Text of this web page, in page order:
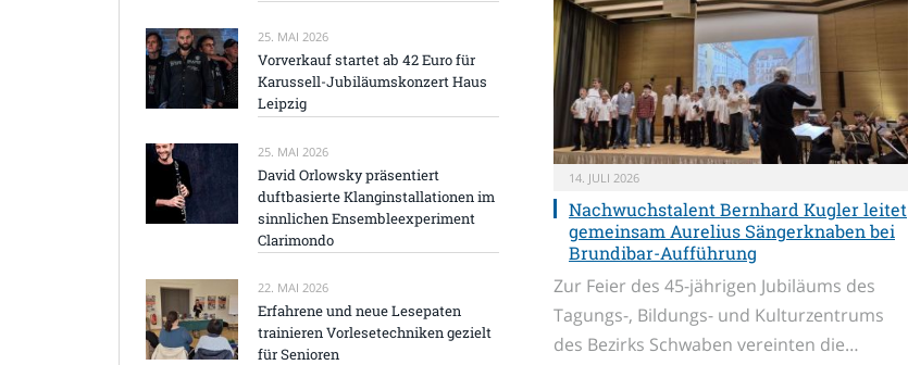
14. JULI 2026
Nachwuchstalent Bernhard Kugler leitet
gemeinsam Aurelius Sängerknaben bei
Brundibar-Aufführung
Zur Feier des 45-jährigen Jubiläums des
Tagungs-, Bildungs- und Kulturzentrums
des Bezirks Schwaben vereinten die…
25. MAI 2026
Vorverkauf startet ab 42 Euro für
Karussell-Jubiläumskonzert Haus
Leipzig
25. MAI 2026
David Orlowsky präsentiert
duftbasierte Klanginstallationen im
sinnlichen Ensembleexperiment
Clarimondo
22. MAI 2026
Erfahrene und neue Lesepaten
trainieren Vorlesetechniken gezielt
für Senioren